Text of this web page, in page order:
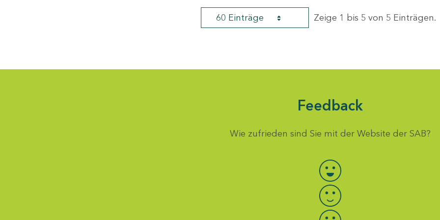
60 Einträge Zeige 1 bis 5 von 5 Einträgen.
Feedback
Wie zufrieden sind Sie mit der Website der SAB?
Bewertung auswählen